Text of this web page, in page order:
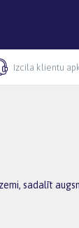
Izcila klientu
sadalīt